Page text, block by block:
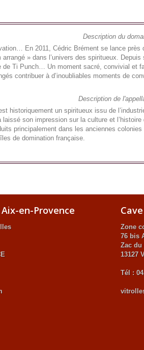
Description du
En 2011, Cédric Brément se lance
» dans l’univers des spiritueux.
Ti Punch… Un moment sacré, convivial et
contribuer à d’inoubliables moments de
Description de
historiquement un spiritueux issu de
son impression sur la culture et
principalement dans les anciennes
de domination française.
en-Provence
Zone
76 bis
Zac du
13127
Tél :